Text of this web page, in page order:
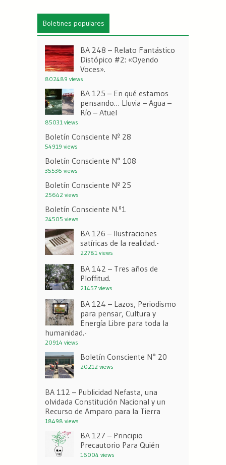
Boletines populares
BA 248 – Relato Fantástico
Distópico #2: «Oyendo
Voces».
802489 views
BA 125 – En qué estamos
pensando… Lluvia – Agua –
Río – Atuel
85031 views
Boletín Consciente Nº 28
54919 views
Boletín Consciente N° 108
35536 views
Boletín Consciente Nº 25
25642 views
Boletín Consciente N.º1
24505 views
BA 126 – Ilustraciones
satíricas de la realidad.-
22781 views
BA 142 – Tres años de
Ploffitud.
21457 views
BA 124 – Lazos, Periodismo
para pensar, Cultura y
Energía Libre para toda la
humanidad.-
20914 views
Boletín Consciente N° 20
20212 views
BA 112 – Publicidad Nefasta, una
olvidada Constitución Nacional y un
Recurso de Amparo para la Tierra
18498 views
BA 127 – Principio
Precautorio Para Quién
16004 views